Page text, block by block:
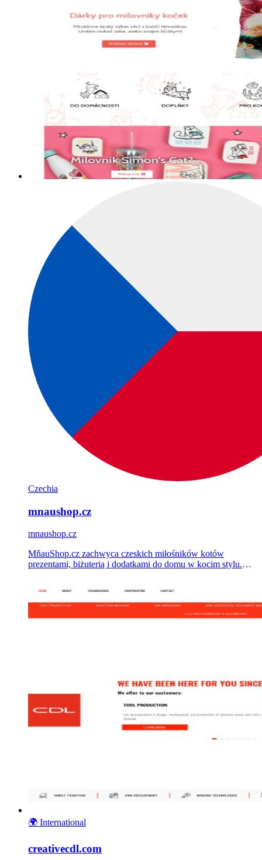
Czechia
mnaushop.cz
mnaushop.cz
MňauShop.cz zachwyca czeskich miłośników kotów
prezentami, biżuterią i dodatkami do domu w kocim stylu.
🌍 International
creativecdl.com